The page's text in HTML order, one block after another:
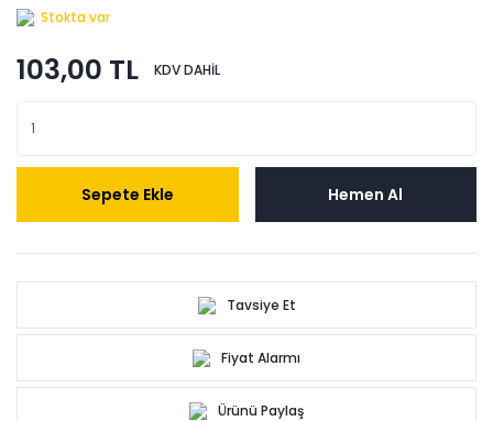
Stokta var
103,00 TL KDV DAHİL
Sepete Ekle Hemen Al
Tavsiye Et
Fiyat Alarmı
Ürünü Paylaş